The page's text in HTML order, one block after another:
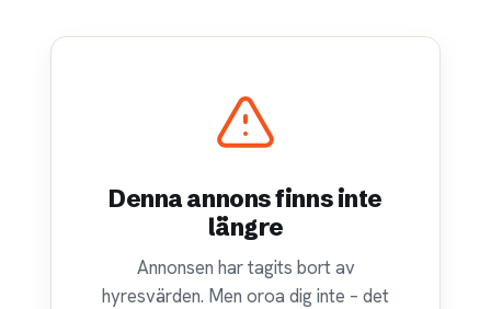
Denna annons finns inte
längre
Annonsen har tagits bort av
hyresvärden. Men oroa dig inte – det